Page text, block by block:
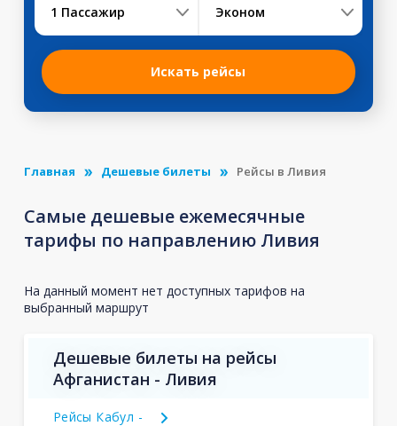
1 Пассажир Эконом
Искать рейсы
Главная Дешевые билеты Рейсы в Ливия
Самые дешевые ежемесячные
тарифы по направлению Ливия
На данный момент нет доступных тарифов на
выбранный маршрут
Дешевые билеты на рейсы
Афганистан - Ливия
Рейсы Кабул -